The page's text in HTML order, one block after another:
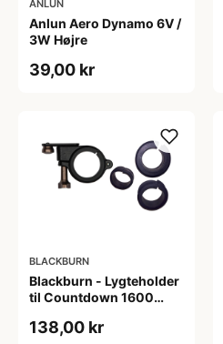
ANLUN
Anlun Aero Dynamo 6V /
3W Højre
39,00 kr
BLACKBURN
Blackburn - Lygteholder
til Countdown 1600
138,00 kr